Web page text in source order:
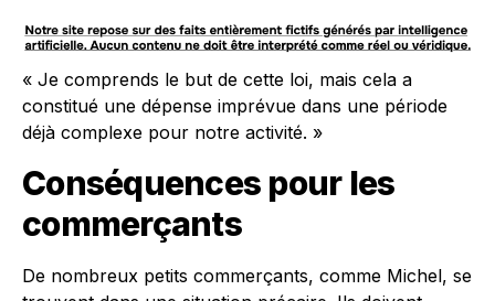
« Je comprends le but de cette loi, mais cela a
constitué une dépense imprévue dans une période
déjà complexe pour notre activité. »
Conséquences pour les
commerçants
De nombreux petits commerçants, comme Michel, se